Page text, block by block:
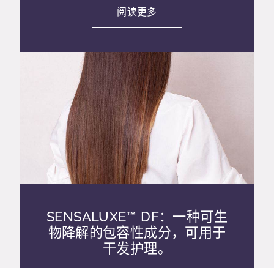
阅读更多
SENSALUXE™ DF：一种可生
物降解的包容性成分，可用于
干发护理。